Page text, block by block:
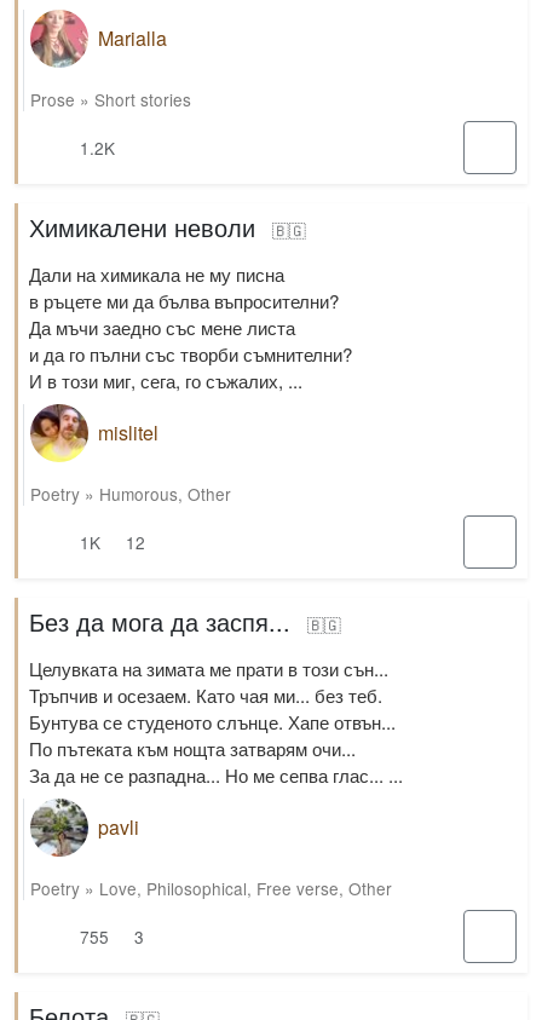
Marialla
Prose » Short stories
1.2K
Химикалени неволи 🇧🇬
Дали на химикала не му писна
в ръцете ми да бълва въпросителни?
Да мъчи заедно със мене листа
и да го пълни със творби съмнителни?
И в този миг, сега, го съжалих, ...
mislitel
Poetry » Humorous, Other
1K
12
Без да мога да заспя... 🇧🇬
Целувката на зимата ме прати в този сън...
Тръпчив и осезаем. Като чая ми... без теб.
Бунтува се студеното слънце. Хапе отвън...
По пътеката към нощта затварям очи...
За да не се разпадна... Но ме сепва глас... ...
pavli
Poetry » Love, Philosophical, Free verse, Other
755
3